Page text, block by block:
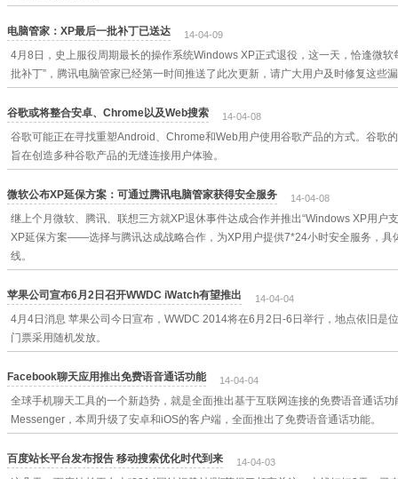
电脑管家：XP最后一批补丁已送达 14-04-09
4月8日，史上服役周期最长的操作系统Windows XP正式退役，这一天，恰逢微软
批补丁”，腾讯电脑管家已经第一时间推送了此次更新，请广大用户及时修复这些
谷歌或将整合安卓、Chrome以及Web搜索 14-04-08
谷歌可能正在寻找重塑Android、Chrome和Web用户使用谷歌产品的方式。谷歌
旨在创造多种谷歌产品的无缝连接用户体验。
微软公布XP延保方案：可通过腾讯电脑管家获得安全服务 14-04-08
继上个月微软、腾讯、联想三方就XP退休事件达成合作并推出“Windows XP用户
XP延保方案——选择与腾讯达成战略合作，为XP用户提供7*24小时安全服务，具
线。
苹果公司宣布6月2日召开WWDC iWatch有望推出 14-04-04
4月4日消息 苹果公司今日宣布，WWDC 2014将在6月2日-6日举行，地点依旧是
门票采用随机发放。
Facebook聊天应用推出免费语音通话功能 14-04-04
全球手机聊天工具的一个新趋势，就是全面推出基于互联网连接的免费语音通话
Messenger，本周升级了安卓和iOS的客户端，全面推出了免费语音通话功能。
百度站长平台发布报告 移动搜索优化时代到来 14-04-03